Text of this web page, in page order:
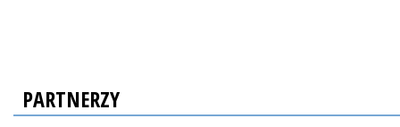
PARTNERZY